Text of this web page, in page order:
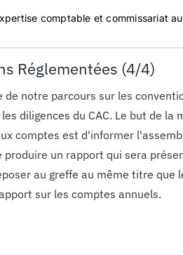
comptable et commissariat
Réglementées (4/4)
de notre parcours sur les
diligences du CAC. Le but de la
comptes est d'informer
produire un rapport qui sera
au greffe au même titre que
sur les comptes annuels.